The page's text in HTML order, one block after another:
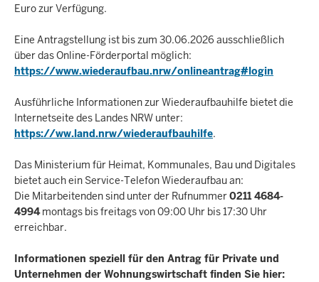
Euro zur Verfügung.
Eine Antragstellung ist bis zum 30.06.2026 ausschließlich
über das Online-Förderportal möglich:
https://www.wiederaufbau.nrw/onlineantrag#login
Ausführliche Informationen zur Wiederaufbauhilfe bietet die
Internetseite des Landes NRW unter:
https://ww.land.nrw/wiederaufbauhilfe.
Das Ministerium für Heimat, Kommunales, Bau und Digitales
bietet auch ein Service-Telefon Wiederaufbau an:
Die Mitarbeitenden sind unter der Rufnummer0211 4684-
4994montags bis freitags von 09:00 Uhr bis 17:30 Uhr
erreichbar.
Informationen speziell für den Antrag für Private und
Unternehmen der Wohnungswirtschaft finden Sie hier: